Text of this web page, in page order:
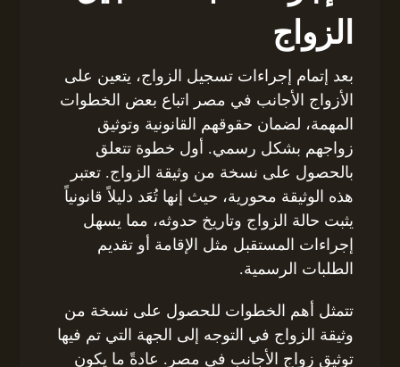
الزواج
بعد إتمام إجراءات تسجيل الزواج، يتعين على
الأزواج الأجانب في مصر اتباع بعض الخطوات
المهمة، لضمان حقوقهم القانونية وتوثيق
زواجهم بشكل رسمي. أول خطوة تتعلق
بالحصول على نسخة من وثيقة الزواج. تعتبر
هذه الوثيقة محورية، حيث إنها تُعَد دليلاً قانونياً
يثبت حالة الزواج وتاريخ حدوثه، مما يسهل
إجراءات المستقبل مثل الإقامة أو تقديم
الطلبات الرسمية.
تتمثل أهم الخطوات للحصول على نسخة من
وثيقة الزواج في التوجه إلى الجهة التي تم فيها
توثيق زواج الأجانب في مصر. عادةً ما يكون